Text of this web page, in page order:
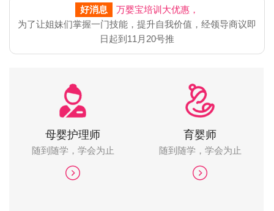
好消息
万婴宝培训大优惠，
为了让姐妹们掌握一门技能，提升自我价值，经领导商议即
日起到11月20号推
母婴护理师
随到随学，学会为止
育婴师
随到随学，学会为止